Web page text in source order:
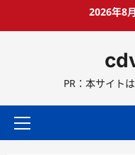
ス
ッ
2026年8
PR：本サイト
メ